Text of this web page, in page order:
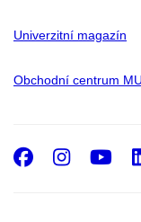
Univerzitní magazín
Obchodní centrum MU